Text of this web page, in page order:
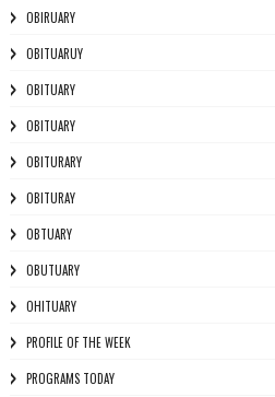
OBIRUARY
OBITUARUY
OBITUARY
OBITUARY
OBITURARY
OBITURAY
OBTUARY
OBUTUARY
OHITUARY
PROFILE OF THE WEEK
PROGRAMS TODAY